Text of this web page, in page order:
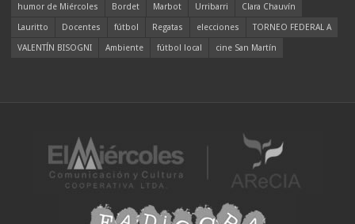
humor de Miércoles
Bordet Marbot Urribarri
Clara Chauvín
Lauritto
Docentes fútbol Regatas elecciones
TORNEO FEDERAL A
VALENTÍN BISOGNI
Ambiente fútbol local cine San Martín